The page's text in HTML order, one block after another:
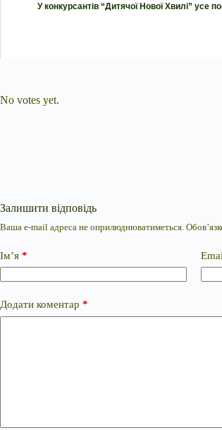
У конкурсантів “Дитячої Нової Хвилі” усе
No votes yet.
Залишити відповідь
Ваша e-mail адреса не оприлюднюватиметься.
Ім’я *
Додати коментар *